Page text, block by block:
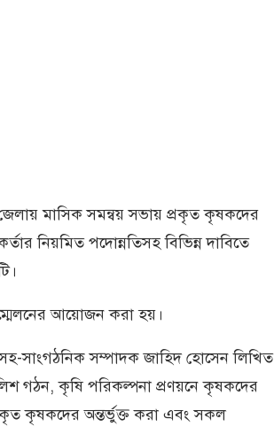
মাসিক সমন্বয় সভায় প্রকৃত কৃষকদের
নিয়মিত পদোন্নতিসহ বিভিন্ন দাবিতে
আয়োজন করা হয়।
সাংগঠনিক সম্পাদক জাহিদ হোসেন লিখিত
গঠন, কৃষি পরিকল্পনা প্রণয়নে কৃষকদের
কৃষকদের অন্তর্ভুক্ত করা এবং সকল